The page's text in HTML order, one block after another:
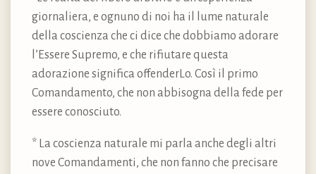
giornaliera, e ognuno di noi ha il lume naturale
della coscienza che ci dice che dobbiamo adorare
l’Essere Supremo, e che rifiutare questa
adorazione significa offenderLo. Così il primo
Comandamento, che non abbisogna della fede per
essere conosciuto.
* La coscienza naturale mi parla anche degli altri
nove Comandamenti, che non fanno che precisare